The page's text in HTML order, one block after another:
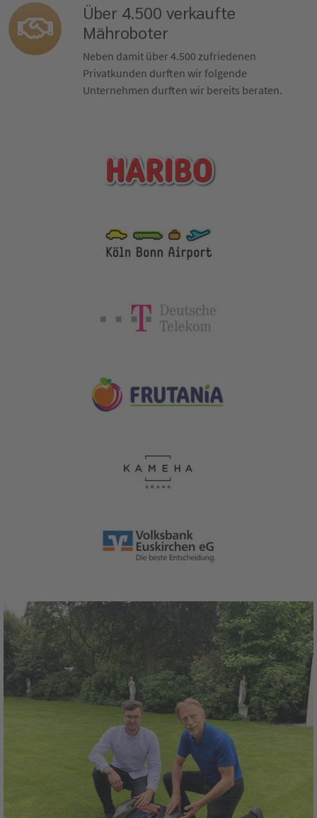
Über 4.500 verkaufte
Mähroboter
Neben damit über 4.500 zufriedenen
Privatkunden durften wir folgende
Unternehmen durften wir bereits beraten.